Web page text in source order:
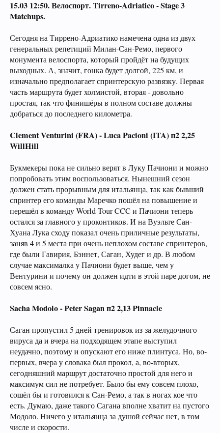
15.03 12:50.Велоспорт. Tirreno-Adriatico - Stage 3
Matchups.
Сегодня на Тиррено-Адриатико намечена одна из двух
генеральных репетиций Милан-Сан-Ремо, первого
монумента велоспорта, который пройдёт на будущих
выходных. А, значит, гонка будет долгой, 225 км, и
изначально предполагает спринтерскую развязку. Первая
часть маршрута будет холмистой, вторая - довольно
простая, так что финишёры в полном составе должны
добраться до последнего километра.
Clement Venturini (FRA) - Luca Pacioni (ITA) п2 2,25
WillHill
Букмекеры пока не сильно верят в Луку Пачиони и можно
попробовать этим воспользоваться. Нынешний сезон
должен стать прорывным для итальянца, так как бывший
спринтер его команды Маречко пошёл на повышение и
перешёл в команду World Tour CCC и Пачиони теперь
остался за главного у проконтиков. И на Вуэльте Сан-
Хуана Лука сходу показал очень приличные результаты,
заняв 4 и 5 места при очень неплохом составе спринтеров,
где были Гавирия, Бэннет, Саган, Худег и др. В любом
случае максималка у Пачиони будет выше, чем у
Вентурини и почему он должен идти в этой паре догом, не
совсем ясно.
Sacha Modolo - Peter Sagan п2 2,13 Pinnacle
Саган пропустил 5 дней тренировок из-за желудочного
вируса да и вчера на подходящем этапе выступил
неудачно, поэтому и опускают его ниже плинтуса. Но, во-
первых, вчера у словака был прокол, а, во-вторых,
сегодняшний маршрут достаточно простой для него и
максимум сил не потребует. Было бы ему совсем плохо,
сошёл бы и готовился к Сан-Ремо, а так в ногах кое что
есть. Думаю, даже такого Сагана вполне хватит на пустого
Модоло. Ничего у итальянца за душой сейчас нет, в том
числе и скорости.